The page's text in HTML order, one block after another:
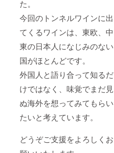
た。
今回のトンネルワインに出
てくるワインは、東欧、中
東の日本人になじみのない
国がほとんどです。
外国人と語り合って知るだ
けではなく、味覚でまだ見
ぬ海外を想ってみてもらい
たいと考えています。
どうぞご支援をよろしくお